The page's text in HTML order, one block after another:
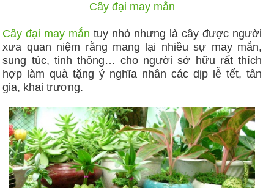
Cây đại may mắn
Cây đại may mắn tuy nhỏ nhưng là cây được người
xưa quan niệm rằng mang lại nhiều sự may mắn,
sung túc, tinh thông… cho người sở hữu rất thích
hợp làm quà tặng ý nghĩa nhân các dịp lễ tết, tân
gia, khai trương.